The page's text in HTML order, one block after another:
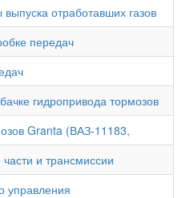
отработавших газов
передач
гидропривода тормозов
Granta (ВАЗ-11183,
и трансмиссии
управления